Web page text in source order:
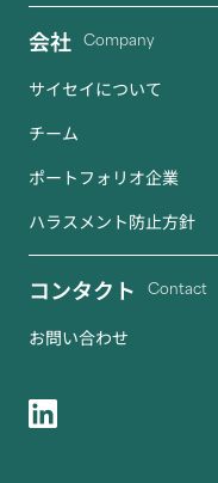
会社 Company
サイセイについて
チーム
ポートフォリオ企業
ハラスメント防止方針
コンタクト Contact
お問い合わせ